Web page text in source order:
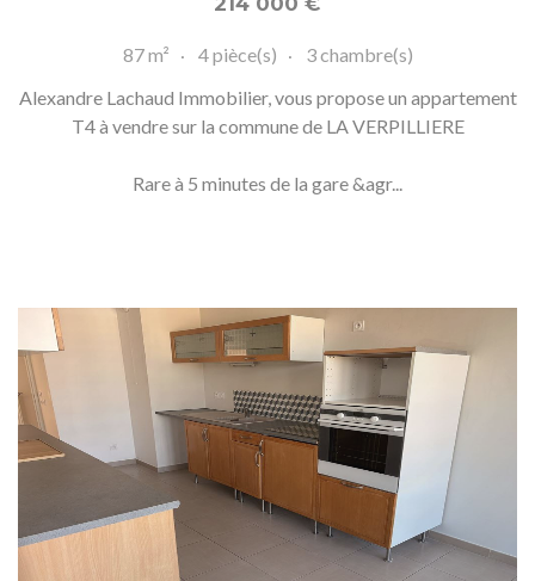
87 m² 4 pièce(s)
3 chambre(s)
Alexandre Lachaud Immobilier, vous propose un appartement
T4 à vendre sur la commune de LA VERPILLIERE
Rare à 5 minutes de la gare &agr...